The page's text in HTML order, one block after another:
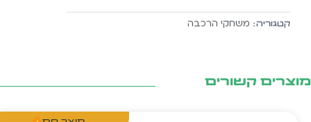
קטגוריה: משחקי הרכבה
קשורים